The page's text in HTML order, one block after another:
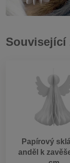
Související
Papírový
anděl k